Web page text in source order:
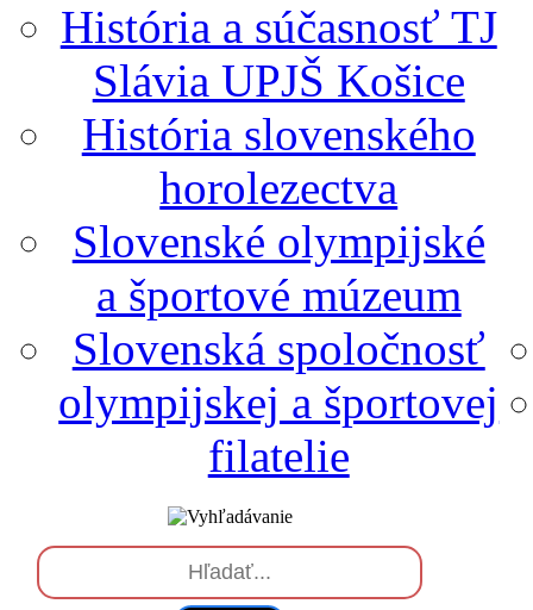
História a súčasnosť TJ
Slávia UPJŠ Košice
História slovenského
horolezectva
Slovenské olympijské
a športové múzeum
Slovenská spoločnosť
olympijskej a športovej
filatelie